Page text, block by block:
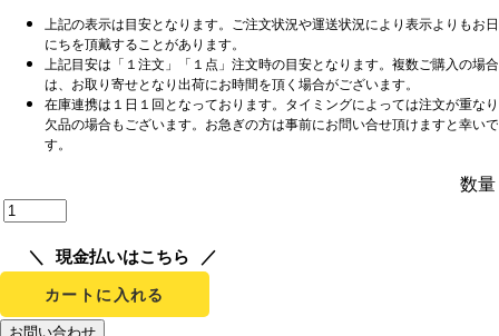
上記の表示は目安となります。ご注文状況や運送状況により表示よりもお日
にちを頂戴することがあります。
上記目安は「１注文」「１点」注文時の目安となります。複数ご購入の場合
は、お取り寄せとなり出荷にお時間を頂く場合がございます。
在庫連携は１日１回となっております。タイミングによっては注文が重なり
欠品の場合もございます。お急ぎの方は事前にお問い合せ頂けますと幸いで
す。
数量
現金払いはこちら
カートに入れる